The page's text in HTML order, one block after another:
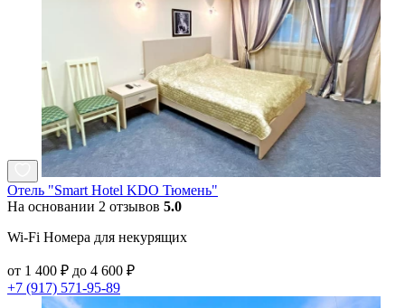
Отель "Smart Hotel KDO Тюмень"
На основании 2 отзывов 5.0
Wi-Fi Номера для некурящих
от 1 400 ₽ до 4 600 ₽
+7 (917) 571-95-89